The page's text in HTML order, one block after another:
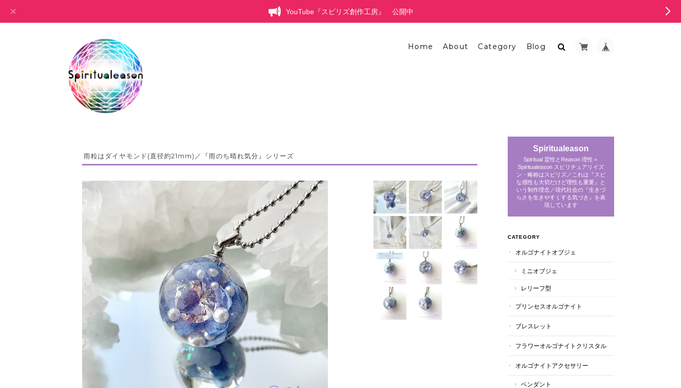
YouTube『スピリズ創作工房』 公開中
Home About Category Blog
雨粒はダイヤモンド(直径約21mm)／『雨のち晴れ気分』シリーズ
Spiritualeason
Spiritual 霊性とReason 理性＝
Spiritualeason スピリチュアリイズ
ン・略称はスピリズ／これは『スピ
な感性も大切だけど理性も重要』と
いう制作理念／現代社会の『生きづ
らさを生きやすくする気づき』を表
現しています
CATEGORY
オルゴナイトオブジェ
ミニオブジェ
レリーフ型
プリンセスオルゴナイト
ブレスレット
フラワーオルゴナイトクリスタル
オルゴナイトアクセサリー
ペンダント